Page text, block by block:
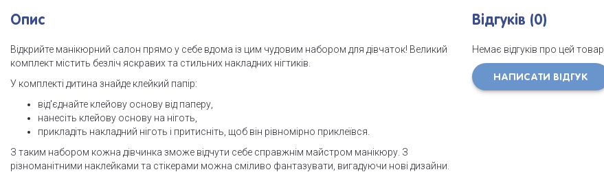
Опис
Відкрийте манікюрний салон прямо у себе вдома із цим чудовим набором для дівчаток! Великий
комплект містить безліч яскравих та стильних накладних нігтиків.
У комплекті дитина знайде клейкий папір:
від'єднайте клейову основу від паперу,
нанесіть клейову основу на ніготь,
прикладіть накладний ніготь і притисніть, щоб він рівномірно приклеївся.
З таким набором кожна дівчинка зможе відчути себе справжнім майстром манікюру. З
різноманітними наклейками та стікерами можна сміливо фантазувати, вигадуючи нові дизайни.
Відгуків (0)
Немає відгуків про цей товар.
НАПИСАТИ ВІДГУК